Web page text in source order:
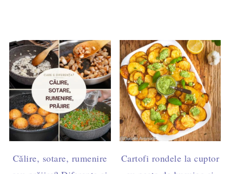
Călire, sotare, rumenire
Cartofi rondele la cuptor